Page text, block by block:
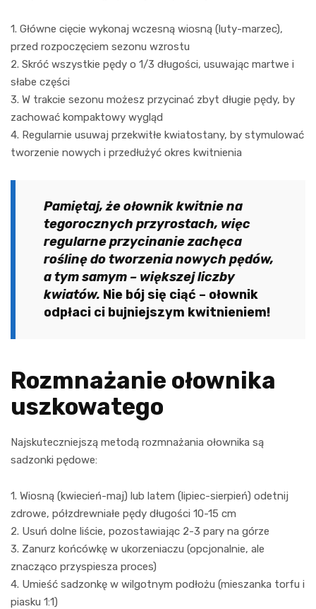
1. Główne cięcie wykonaj wczesną wiosną (luty-marzec),
przed rozpoczęciem sezonu wzrostu
2. Skróć wszystkie pędy o 1/3 długości, usuwając martwe i
słabe części
3. W trakcie sezonu możesz przycinać zbyt długie pędy, by
zachować kompaktowy wygląd
4. Regularnie usuwaj przekwitłe kwiatostany, by stymulować
tworzenie nowych i przedłużyć okres kwitnienia
Pamiętaj, że ołownik kwitnie na
tegorocznych przyrostach, więc
regularne przycinanie zachęca
roślinę do tworzenia nowych pędów,
a tym samym – większej liczby
kwiatów. Nie bój się ciąć – ołownik
odpłaci ci bujniejszym kwitnieniem!
Rozmnażanie ołownika
uszkowatego
Najskuteczniejszą metodą rozmnażania ołownika są
sadzonki pędowe:
1. Wiosną (kwiecień-maj) lub latem (lipiec-sierpień) odetnij
zdrowe, półzdrewniałe pędy długości 10-15 cm
2. Usuń dolne liście, pozostawiając 2-3 pary na górze
3. Zanurz końcówkę w ukorzeniaczu (opcjonalnie, ale
znacząco przyspiesza proces)
4. Umieść sadzonkę w wilgotnym podłożu (mieszanka torfu i
piasku 1:1)